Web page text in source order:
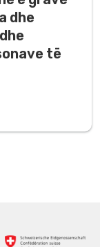
dhe
të